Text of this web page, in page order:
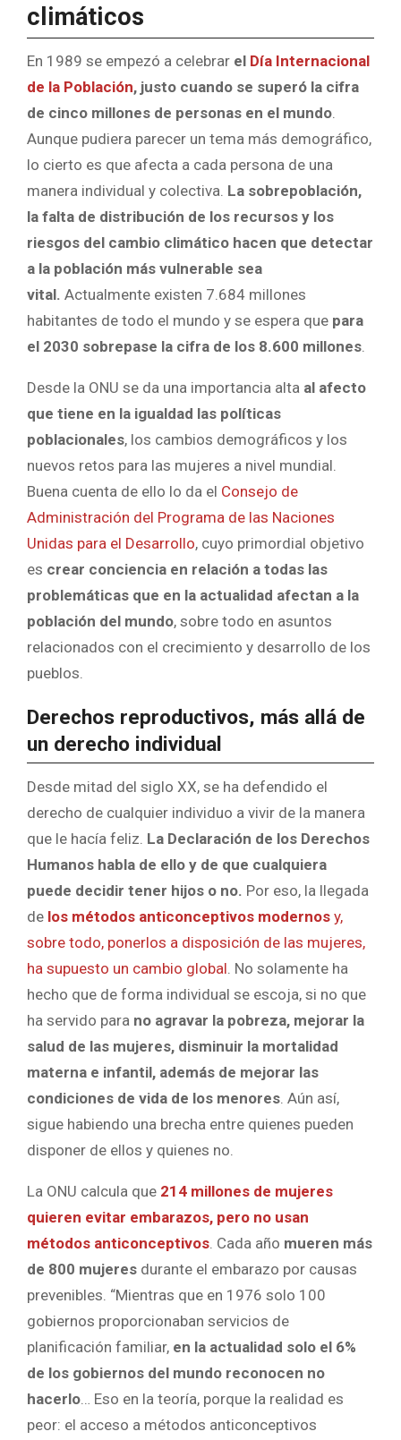
climáticos
En 1989 se empezó a celebrar el Día Internacional
de la Población, justo cuando se superó la cifra
de cinco millones de personas en el mundo.
Aunque pudiera parecer un tema más demográfico,
lo cierto es que afecta a cada persona de una
manera individual y colectiva. La sobrepoblación,
la falta de distribución de los recursos y los
riesgos del cambio climático hacen que detectar
a la población más vulnerable sea
vital. Actualmente existen 7.684 millones
habitantes de todo el mundo y se espera que para
el 2030 sobrepase la cifra de los 8.600 millones.
Desde la ONU se da una importancia alta al afecto
que tiene en la igualdad las políticas
poblacionales, los cambios demográficos y los
nuevos retos para las mujeres a nivel mundial.
Buena cuenta de ello lo da el Consejo de
Administración del Programa de las Naciones
Unidas para el Desarrollo, cuyo primordial objetivo
es crear conciencia en relación a todas las
problemáticas que en la actualidad afectan a la
población del mundo, sobre todo en asuntos
relacionados con el crecimiento y desarrollo de los
pueblos.
Derechos reproductivos, más allá de
un derecho individual
Desde mitad del siglo XX, se ha defendido el
derecho de cualquier individuo a vivir de la manera
que le hacía feliz. La Declaración de los Derechos
Humanos habla de ello y de que cualquiera
puede decidir tener hijos o no. Por eso, la llegada
de los métodos anticonceptivos modernos y,
sobre todo, ponerlos a disposición de las mujeres,
ha supuesto un cambio global . No solamente ha
hecho que de forma individual se escoja, si no que
ha servido para no agravar la pobreza, mejorar la
salud de las mujeres, disminuir la mortalidad
materna e infantil, además de mejorar las
condiciones de vida de los menores . Aún así,
sigue habiendo una brecha entre quienes pueden
disponer de ellos y quienes no.
La ONU calcula que 214 millones de mujeres
quieren evitar embarazos, pero no usan
métodos anticonceptivos . Cada año mueren más
de 800 mujeres durante el embarazo por causas
prevenibles. “Mientras que en 1976 solo 100
gobiernos proporcionaban servicios de
planificación familiar, en la actualidad solo el 6%
de los gobiernos del mundo reconocen no
hacerlo … Eso en la teoría, porque la realidad es
peor: el acceso a métodos anticonceptivos